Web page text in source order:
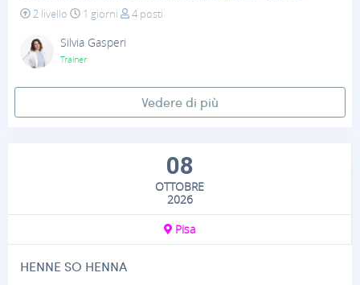
2 livello
1 giorni
4 posti
Silvia Gasperi
Trainer
Vedere di più
08
OTTOBRE
2026
Pisa
HENNE SO HENNA